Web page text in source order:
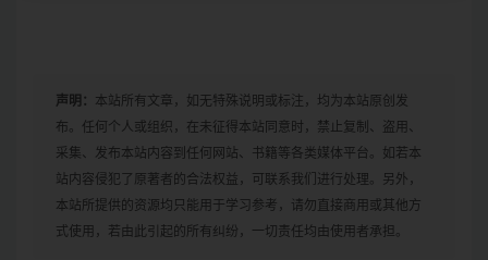
声明： 本站所有文章，如无特殊说明或标注，均为本站原创发
布。任何个人或组织，在未征得本站同意时，禁止复制、盗用、
采集、发布本站内容到任何网站、书籍等各类媒体平台。如若本
站内容侵犯了原著者的合法权益，可联系我们进行处理。另外，
本站所提供的资源均只能用于学习参考，请勿直接商用或其他方
式使用，若由此引起的所有纠纷，一切责任均由使用者承担。